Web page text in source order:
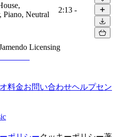
Piano, Neutral
2:13 -
Licensing
料金お問い合わせヘルプセン